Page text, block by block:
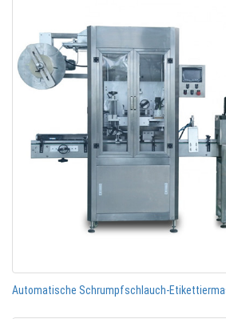
Automatische Schrumpfschlauch-